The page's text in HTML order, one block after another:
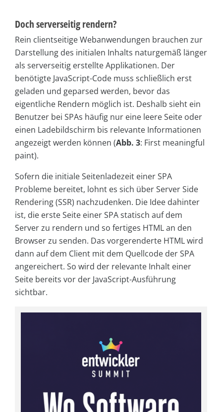
Doch serverseitig rendern?
Rein clientseitige Webanwendungen brauchen zur
Darstellung des initialen Inhalts naturgemäß länger
als serverseitig erstellte Applikationen. Der
benötigte JavaScript-Code muss schließlich erst
geladen und geparsed werden, bevor das
eigentliche Rendern möglich ist. Deshalb sieht ein
Benutzer bei SPAs häufig nur eine leere Seite oder
einen Ladebildschirm bis relevante Informationen
angezeigt werden können (Abb. 3: First meaningful
paint).
Sofern die initiale Seitenladezeit einer SPA
Probleme bereitet, lohnt es sich über Server Side
Rendering (SSR) nachzudenken. Die Idee dahinter
ist, die erste Seite einer SPA statisch auf dem
Server zu rendern und so fertiges HTML an den
Browser zu senden. Das vorgerenderte HTML wird
dann auf dem Client mit dem Quellcode der SPA
angereichert. So wird der relevante Inhalt einer
Seite bereits vor der JavaScript-Ausführung
sichtbar.